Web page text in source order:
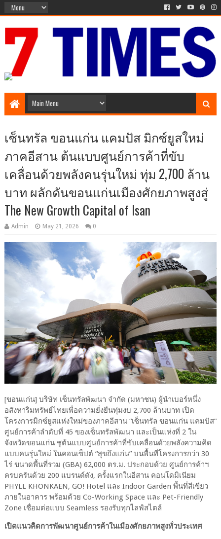
เซ็นทรัล ขอนแก่น แคมปัส มิกซ์ยูสใหม่
ภาคอีสาน ต้นแบบศูนย์การค้าที่ขับ
เคลื่อนด้วยพลังคนรุ่นใหม่ ทุ่ม 2,700 ล้าน
บาท ผลักดันขอนแก่นเมืองศักยภาพสูงสู่
The New Growth Capital of Isan
Admin May 21, 2026 0
[ขอนแก่น] บริษัท เซ็นทรัลพัฒนา จำกัด (มหาชน) ผู้นำเบอร์หนึ่ง
อสังหาริมทรัพย์ไทยเพื่อความยั่งยืนทุ่มงบ 2,700 ล้านบาท เปิด
โครงการมิกซ์ยูสแห่งใหม่ของภาคอีสาน “เซ็นทรัล ขอนแก่น แคมปัส”
ศูนย์การค้าลำดับที่ 45 ของเซ็นทรัลพัฒนา และเป็นแห่งที่ 2 ใน
จังหวัดขอนแก่นชูต้นแบบศูนย์การค้าที่ขับเคลื่อนด้วยพลังความคิด
แบบคนรุ่นใหม่ ในคอนเซ็ปต์ “สุขถึงแก่น” บนพื้นที่โครงการกว่า 30
ไร่ ขนาดพื้นที่รวม (GBA) 62,000 ตร.ม. ประกอบด้วย ศูนย์การค้าฯ
ครบครันด้วย 200 แบรนด์ดัง, ครั้งแรกในอีสานคอนโดมิเนียม
PHYLL KHONKAEN, GO! Hotel และ Indoor Garden พื้นที่สีเขียว
ภายในอาคาร พร้อมด้วย Co-Working Space และ Pet-Friendly
Zone เชื่อมต่อแบบ Seamless รองรับทุกไลฟ์สไตล์
เปิดแนวคิดการพัฒนาศูนย์การค้าในเมืองศักยภาพสูงทั่วประเทศ